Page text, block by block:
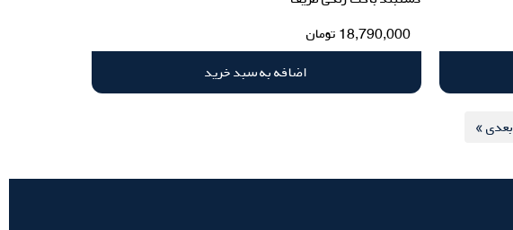
18,790,000 تومان
اضافه به سبد خرید
بعدی »